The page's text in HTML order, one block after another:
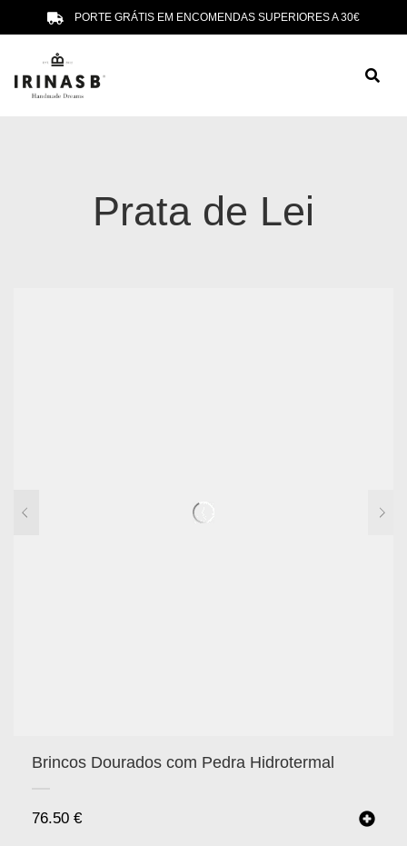
PORTE GRÁTIS EM ENCOMENDAS SUPERIORES A 30€
Prata de Lei
Brincos Dourados com Pedra Hidrotermal
76.50 €